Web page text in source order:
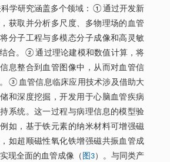
科学研究涵盖多个领域：①通过开发新
获取并分析多尺度、多物理场的血管
分子工程与多模态分子成像和高灵敏
合。②通过理论建模和数值计算，将
息整合到血管图像中，从而对血管信
③血管信息临床应用技术涉及借助大
和深度挖掘，开发用于心脑血管疾病
系统。这一过程与病理信息的模型验
如，基于铁元素的纳米材料可增强磁
如超顺磁性氧化铁增强磁共振血管成
现全面的血管成像（ 图3）。与同类产